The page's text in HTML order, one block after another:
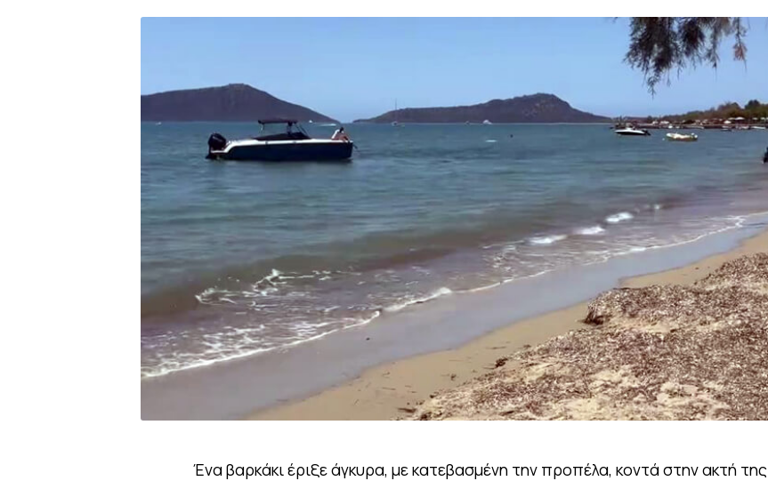
Ένα βαρκάκι έριξε άγκυρα, με κατεβασμένη την προπέλα, κοντά στην ακτή της